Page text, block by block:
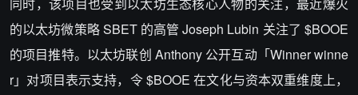
同时，该项目也受到以太坊生态核心人物的关注，最近爆火
的以太坊微策略 SBET 的高管 Joseph Lubin 关注了 $BOOE
的项目推特。以太坊联创 Anthony 公开互动「Winner winne
r」对项目表示支持，令 $BOOE 在文化与资本双重维度上，